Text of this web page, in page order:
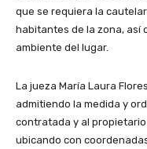
que se requiera la
habitantes de la zona, así
ambiente del lugar.
La jueza María Laura
admitiendo la medida y
contratada y al
ubicando con